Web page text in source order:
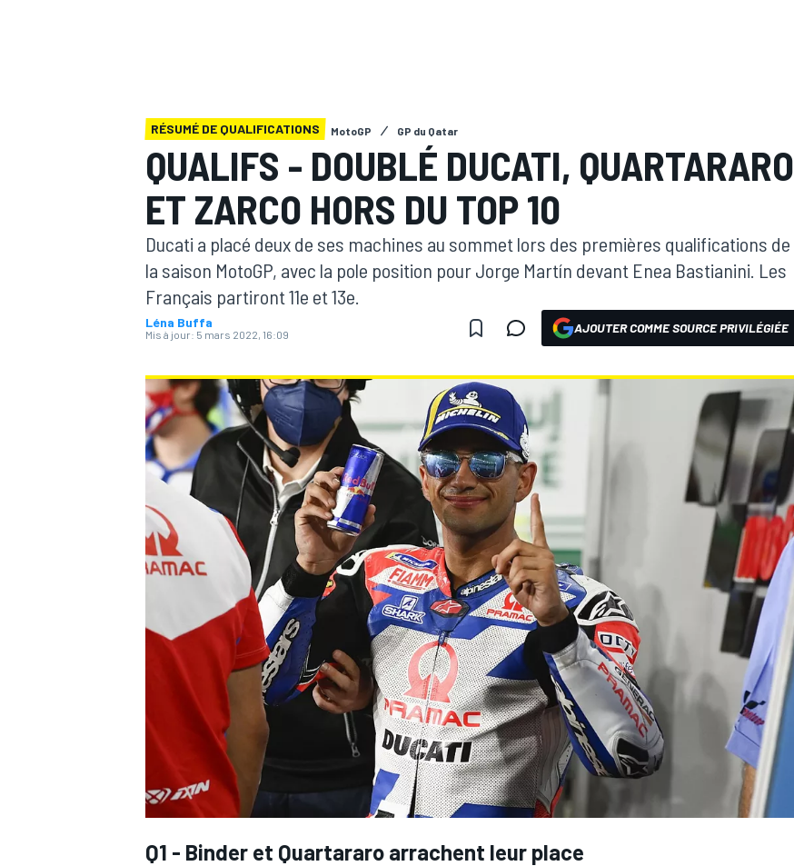
MOTOGP
WRC
WEC
RÉSUMÉ DE QUALIFICATIONS MotoGP GP du Qatar
QUALIFS - DOUBLÉ DUCATI, QUARTARARO
ET ZARCO HORS DU TOP 10
Ducati a placé deux de ses machines au sommet lors des premières qualifications de
la saison MotoGP, avec la pole position pour Jorge Martín devant Enea Bastianini. Les
Français partiront 11e et 13e.
Léna Buffa
Mis à jour: 5 mars 2022, 16:09 AJOUTER COMME SOURCE PRIVILÉGIÉE
Q1 - Binder et Quartararo arrachent leur place